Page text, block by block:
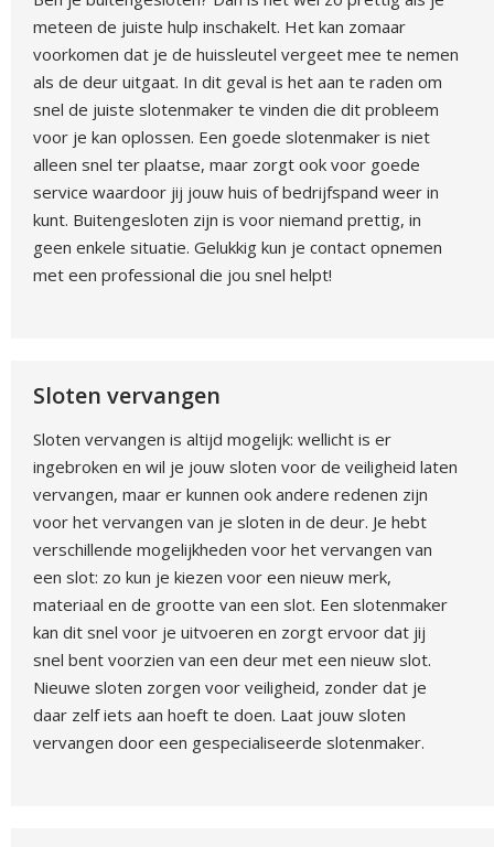
meteen de juiste hulp inschakelt. Het kan zomaar
voorkomen dat je de huissleutel vergeet mee te nemen
als de deur uitgaat. In dit geval is het aan te raden om
snel de juiste slotenmaker te vinden die dit probleem
voor je kan oplossen. Een goede slotenmaker is niet
alleen snel ter plaatse, maar zorgt ook voor goede
service waardoor jij jouw huis of bedrijfspand weer in
kunt. Buitengesloten zijn is voor niemand prettig, in
geen enkele situatie. Gelukkig kun je contact opnemen
met een professional die jou snel helpt!
Sloten vervangen
Sloten vervangen is altijd mogelijk: wellicht is er
ingebroken en wil je jouw sloten voor de veiligheid laten
vervangen, maar er kunnen ook andere redenen zijn
voor het vervangen van je sloten in de deur. Je hebt
verschillende mogelijkheden voor het vervangen van
een slot: zo kun je kiezen voor een nieuw merk,
materiaal en de grootte van een slot. Een slotenmaker
kan dit snel voor je uitvoeren en zorgt ervoor dat jij
snel bent voorzien van een deur met een nieuw slot.
Nieuwe sloten zorgen voor veiligheid, zonder dat je
daar zelf iets aan hoeft te doen. Laat jouw sloten
vervangen door een gespecialiseerde slotenmaker.